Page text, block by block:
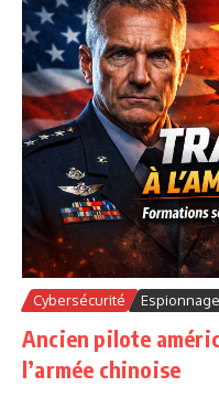
Cybersécurité
Ancien pilote
l’armée chinoise